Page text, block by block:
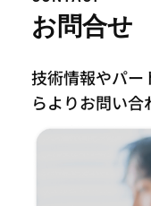
お問合せ
技術情報やパー
らよりお問い合